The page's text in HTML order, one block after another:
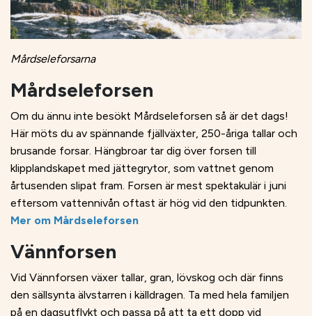
Mårdseleforsarna
Mårdseleforsen
Om du ännu inte besökt Mårdseleforsen så är det dags!
Här möts du av spännande fjällväxter, 250-åriga tallar och
brusande forsar. Hängbroar tar dig över forsen till
klipplandskapet med jättegrytor, som vattnet genom
årtusenden slipat fram. Forsen är mest spektakulär i juni
eftersom vattennivån oftast är hög vid den tidpunkten.
Mer om Mårdseleforsen
Vännforsen
Vid Vännforsen växer tallar, gran, lövskog och där finns
den sällsynta älvstarren i källdragen. Ta med hela familjen
på en dagsutflykt och passa på att ta ett dopp vid